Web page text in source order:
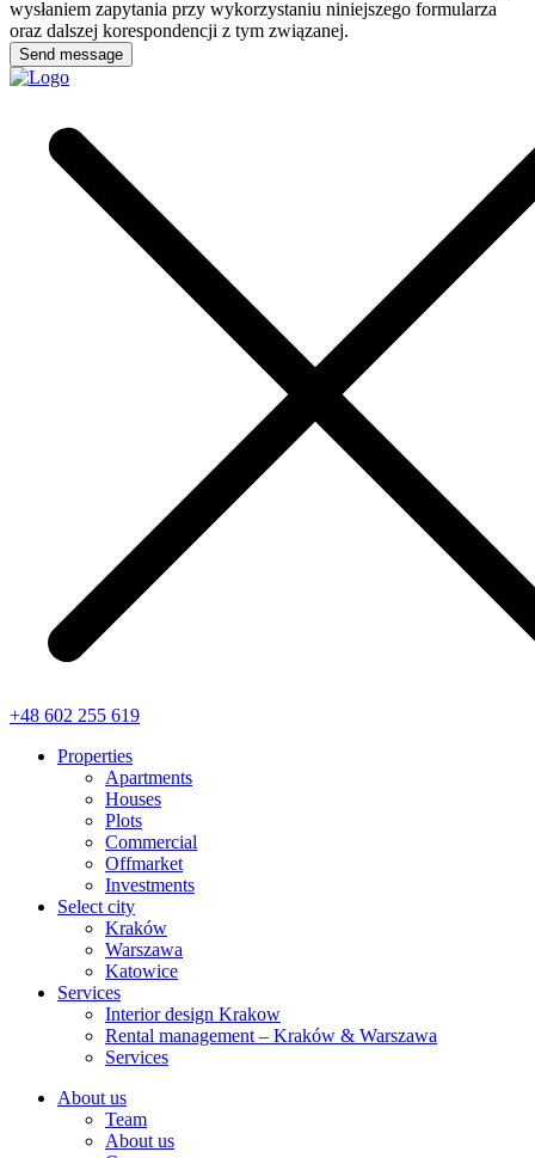
wysłaniem zapytania przy wykorzystaniu niniejszego formularza
oraz dalszej korespondencji z tym związanej.
+48 602 255 619
Properties
Apartments
Houses
Plots
Commercial
Offmarket
Investments
Select city
Kraków
Warszawa
Katowice
Services
Interior design Krakow
Rental management – Kraków & Warszawa
Services
About us
Team
About us